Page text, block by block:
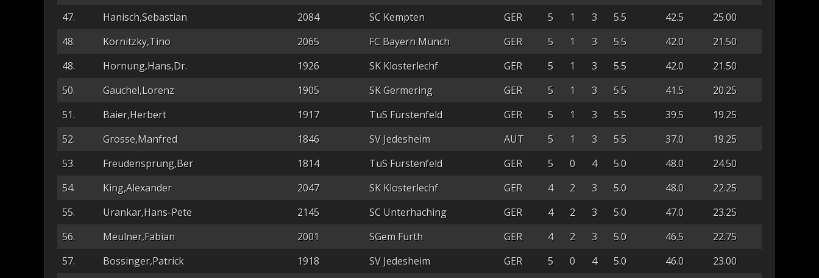
47.
Hanisch,Sebastian 2084 SC Kempten GER 5 1 3 5.5 42.5
25.00
48.
Kornitzky,Tino 2065 FC Bayern Münch GER 5 1 3 5.5 42.0
21.50
48.
Hornung,Hans,Dr. 1926 SK Klosterlechf GER 5 1 3 5.5 42.0
21.50
50.
Gauchel,Lorenz 1905 SK Germering GER 5 1 3 5.5 41.5
20.25
51.
Baier,Herbert 1917 TuS Fürstenfeld GER 5 1 3 5.5 39.5
19.25
52.
Grosse,Manfred 1846 SV Jedesheim AUT 5 1 3 5.5 37.0
19.25
53.
Freudensprung,Ber 1814 TuS Fürstenfeld GER 5 0 4 5.0 48.0
24.50
54.
King,Alexander 2047 SK Klosterlechf GER 4 2 3 5.0 48.0
22.25
55.
Urankar,Hans-Pete 2145 SC Unterhaching GER 4 2 3 5.0 47.0
23.25
56.
Meulner,Fabian 2001 SGem Fürth GER 4 2 3 5.0 46.5
22.75
57.
Bossinger,Patrick 1918 SV Jedesheim GER 5 0 4 5.0 46.0
23.00